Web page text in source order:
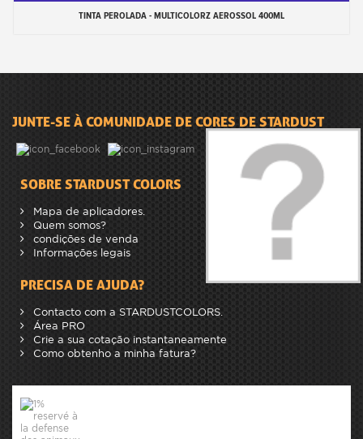
TINTA PEROLADA - MULTICOLORZ AEROSSOL 400ML
JUNTE-SE À COMUNIDADE DE CORES DE STARDUST
SOBRE STARDUST COLORS
Mapa de aplicadores.
Quem somos?
condições de venda
Informações legais
PRECISA DE AJUDA?
Contacto com a STARDUSTCOLORS.
Área PRO
Crie a sua cotação instantaneamente
Como obtenho a minha fatura?